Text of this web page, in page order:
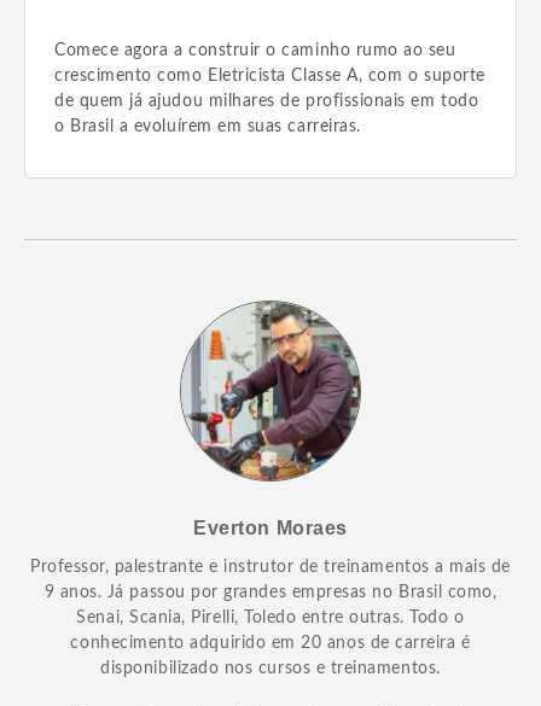
Comece agora a construir o caminho rumo ao seu
crescimento como Eletricista Classe A, com o suporte
de quem já ajudou milhares de profissionais em todo
o Brasil a evoluírem em suas carreiras.
Everton Moraes
Professor, palestrante e instrutor de treinamentos a mais de
9 anos. Já passou por grandes empresas no Brasil como,
Senai, Scania, Pirelli, Toledo entre outras. Todo o
conhecimento adquirido em 20 anos de carreira é
disponibilizado nos cursos e treinamentos.